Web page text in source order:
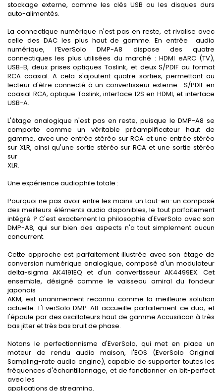
stockage externe, comme les clés USB ou les disques durs
auto-alimentés.
La connectique numérique n'est pas en reste, et rivalise avec
celle des DAC les plus haut de gamme. En entrée audio
numérique, l’EverSolo DMP-A8 dispose des quatre
connectiques les plus utilisées du marché : HDMI eARC (TV),
USB-B, deux prises optiques Toslink, et deux S/PDIF au format
RCA coaxial. A cela s'ajoutent quatre sorties, permettant au
lecteur d'être connecté à un convertisseur externe : S/PDIF en
coaxial RCA, optique Toslink, interface I2S en HDMI, et interface
USB-A.
L'étage analogique n'est pas en reste, puisque le DMP-A8 se
comporte comme un véritable préamplificateur haut de
gamme, avec une entrée stéréo sur RCA et une entrée stéréo
sur XLR, ainsi qu'une sortie stéréo sur RCA et une sortie stéréo
sur
XLR.
Une expérience audiophile totale :
Pourquoi ne pas avoir entre les mains un tout-en-un composé
des meilleurs éléments audio disponibles, le tout parfaitement
intégré ? C'est exactement la philosophie d'EverSolo avec son
DMP-A8, qui sur bien des aspects n'a tout simplement aucun
concurrent.
Cette approche est parfaitement illustrée avec son étage de
conversion numérique analogique, composé d'un modulateur
delta-sigma AK4191EQ et d'un convertisseur AK4499EX. Cet
ensemble, désigné comme le vaisseau amiral du fondeur
japonais
AKM, est unanimement reconnu comme la meilleure solution
actuelle. L'EverSolo DMP-A8 accueille parfaitement ce duo, et
l'épaule par des oscillateurs haut de gamme Accusilicon à très
bas jitter et très bas bruit de phase.
Notons le perfectionnisme d'EverSolo, qui met en place un
moteur de rendu audio maison, l'EOS (EverSolo Original
Sampling-rate audio engine), capable de supporter toutes les
fréquences d'échantillonnage, et de fonctionner en bit-perfect
avec les
applications de streaming.